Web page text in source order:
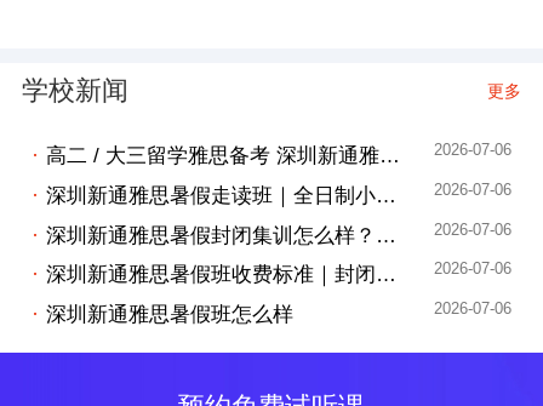
更多
学校新闻
· 高二 / 大三留学雅思备考 深圳新通雅思暑假班提分方案 2026-07-06
· 深圳新通雅思暑假走读班｜全日制小班分层授课 2026-07-06
· 深圳新通雅思暑假封闭集训怎么样？沉浸式出分 2026-07-06
· 深圳新通雅思暑假班收费标准｜封闭营 + 走读小班价格一览 2026-07-06
· 深圳新通雅思暑假班怎么样 2026-07-06